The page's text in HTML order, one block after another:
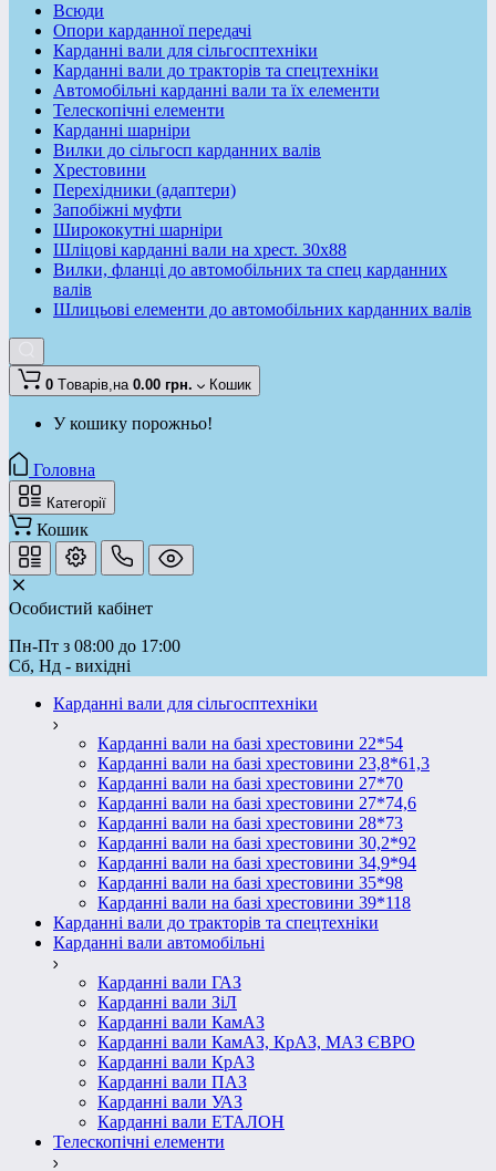
Всюди
Опори карданної передачі
Карданні вали для сільгосптехніки
Карданні вали до тракторів та спецтехніки
Автомобільні карданні вали та їх елементи
Телескопічні елементи
Карданні шарніри
Вилки до сільгосп карданних валів
Хрестовини
Перехідники (адаптери)
Запобіжні муфти
Ширококутні шарніри
Шліцові карданні вали на хрест. 30x88
Вилки, фланці до автомобільних та спец карданних
валів
Шлицьові елементи до автомобільних карданних валів
0 Tоварів,на 0.00 грн. Кошик
У кошику порожньо!
Головна
Категорії
Кошик
Особистий кабінет
Пн-Пт з 08:00 до 17:00
Сб, Нд - вихідні
Карданні вали для сільгосптехніки
Карданні вали на базі хрестовини 22*54
Карданні вали на базі хрестовини 23,8*61,3
Карданні вали на базі хрестовини 27*70
Карданні вали на базі хрестовини 27*74,6
Карданні вали на базі хрестовини 28*73
Карданні вали на базі хрестовини 30,2*92
Карданні вали на базі хрестовини 34,9*94
Карданні вали на базі хрестовини 35*98
Карданні вали на базі хрестовини 39*118
Карданні вали до тракторів та спецтехніки
Карданні вали автомобільні
Карданні вали ГАЗ
Карданні вали ЗіЛ
Карданні вали КамАЗ
Карданні вали КамАЗ, КрАЗ, МАЗ ЄВРО
Карданні вали КрАЗ
Карданні вали ПАЗ
Карданні вали УАЗ
Карданні вали ЕТАЛОН
Телескопічні елементи